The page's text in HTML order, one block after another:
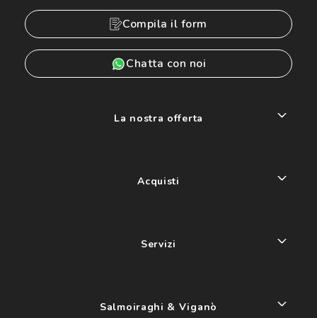
Compila il form
Chatta con noi
La nostra offerta
Acquisti
Servizi
Salmoiraghi & Viganò